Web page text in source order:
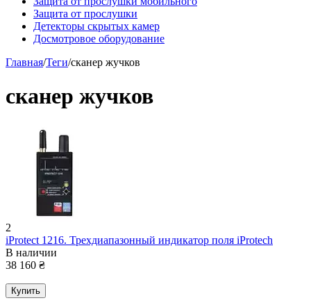
Защита от прослушки
Детекторы скрытых камер
Досмотровое оборудование
Главная/Теги/сканер жучков
сканер жучков
2
iProtect 1216. Трехдиапазонный индикатор поля iProtech
В наличии
38 160 ₴
Купить